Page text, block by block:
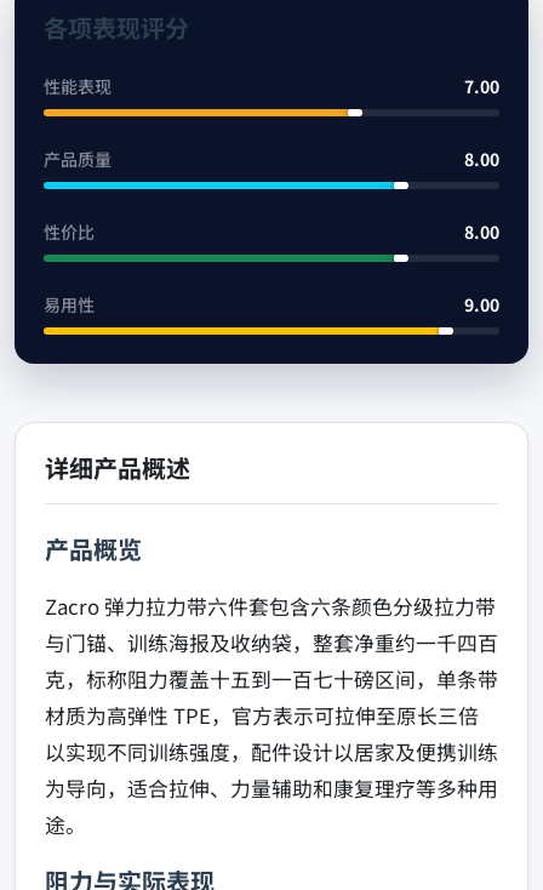
各项表现评分
性能表现 7.00
产品质量 8.00
性价比 8.00
易用性 9.00
详细产品概述
产品概览
Zacro 弹力拉力带六件套包含六条颜色分级拉力带
与门锚、训练海报及收纳袋，整套净重约一千四百
克，标称阻力覆盖十五到一百七十磅区间，单条带
材质为高弹性 TPE，官方表示可拉伸至原长三倍
以实现不同训练强度，配件设计以居家及便携训练
为导向，适合拉伸、力量辅助和康复理疗等多种用
途。
阻力与实际表现